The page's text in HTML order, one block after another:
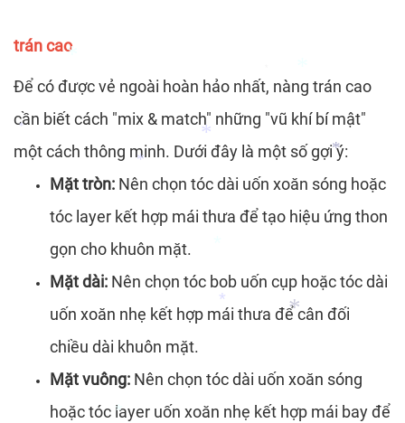
*
*
*
*
*
*
*
trán cao
Để có được vẻ ngoài hoàn hảo nhất, nàng trán cao
cần biết cách "mix & match" những "vũ khí bí mật"
một cách thông minh. Dưới đây là một số gợi ý:
Mặt tròn: Nên chọn tóc dài uốn xoăn sóng hoặc
tóc layer kết hợp mái thưa để tạo hiệu ứng thon
gọn cho khuôn mặt.
Mặt dài: Nên chọn tóc bob uốn cụp hoặc tóc dài
uốn xoăn nhẹ kết hợp mái thưa để cân đối
chiều dài khuôn mặt.
Mặt vuông: Nên chọn tóc dài uốn xoăn sóng
hoặc tóc layer uốn xoăn nhẹ kết hợp mái bay để